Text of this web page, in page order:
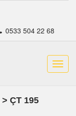
0533 504 22 68
> ÇT 195